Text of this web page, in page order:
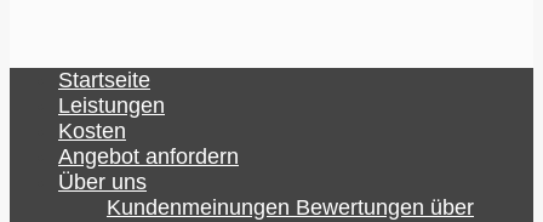
Startseite
Leistungen
Kosten
Angebot anfordern
Über uns
Kundenmeinungen Bewertungen über